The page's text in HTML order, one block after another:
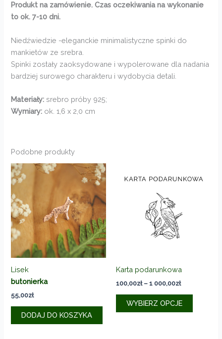
Produkt na zamówienie. Czas oczekiwania na wykonanie
to ok. 7-10 dni.
Niedźwiedzie -eleganckie minimalistyczne spinki do
mankietów ze srebra.
Spinki zostały zaoksydowane i wypolerowane dla nadania
bardziej surowego charakteru i wydobycia detali.
Materiały: srebro próby 925;
Wymiary: ok. 1,6 x 2,0 cm
Podobne produkty
Lisek
butonierka
55,00zł
DODAJ DO KOSZYKA
Karta podarunkowa
100,00zł – 1 000,00złZakres
od
100,00zł
WYBIERZ OPCJE
Ten